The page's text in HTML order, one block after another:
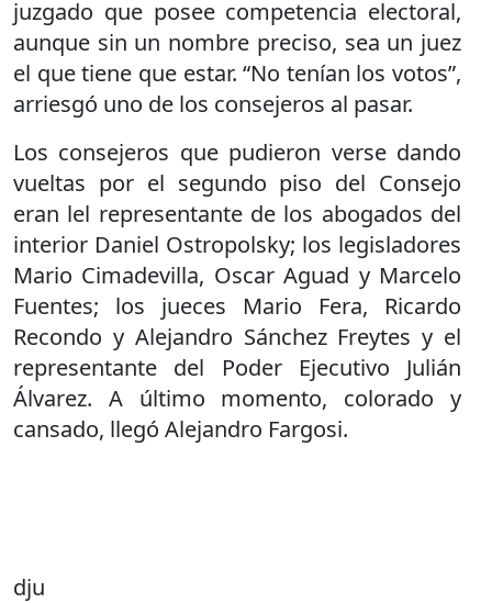
juzgado que posee competencia electoral,
aunque sin un nombre preciso, sea un juez
el que tiene que estar. “No tenían los votos”,
arriesgó uno de los consejeros al pasar.
Los consejeros que pudieron verse dando
vueltas por el segundo piso del Consejo
eran lel representante de los abogados del
interior Daniel Ostropolsky; los legisladores
Mario Cimadevilla, Oscar Aguad y Marcelo
Fuentes; los jueces Mario Fera, Ricardo
Recondo y Alejandro Sánchez Freytes y el
representante del Poder Ejecutivo Julián
Álvarez. A último momento, colorado y
cansado, llegó Alejandro Fargosi.
dju